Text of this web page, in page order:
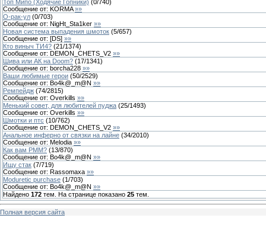
Топ Мипо (Ходячие Гопники) (0/740)
Сообщение от: KORMA »»
О-рак-ул (0/703)
Сообщение от: NigHt_Sta1ker »»
Новая система выпадения шмоток (5/657)
Сообщение от: [DS] »»
Кто виныч ТИ4? (21/1374)
Сообщение от: DEMON_CHETS_V2 »»
Шива или АК на Doom? (17/1341)
Сообщение от: borcha228 »»
Ваши любимые герои (50/2529)
Сообщение от: Bo4k@_m@N »»
Ремпейдж (74/2815)
Сообщение от: Overkills »»
Менький совет, для любителей пуджа (25/1493)
Сообщение от: Overkills »»
Шмотки и птс (10/762)
Сообщение от: DEMON_CHETS_V2 »»
Анальное инферно от связки на лайне (34/2010)
Сообщение от: Melodia »»
Как вам РММ? (13/870)
Сообщение от: Bo4k@_m@N »»
Ищу стак (7/719)
Сообщение от: Rassomaxa »»
Moduretic purchase (1/703)
Сообщение от: Bo4k@_m@N »»
Найдено 172 тем. На странице показано 25 тем.
Полная версия сайта